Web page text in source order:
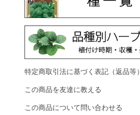
特定商取引法に基づく表記（返品等）
この商品を友達に教える
この商品について問い合わせる